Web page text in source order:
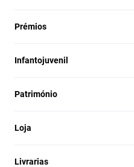
Prémios
Infantojuvenil
Património
Loja
Livrarias